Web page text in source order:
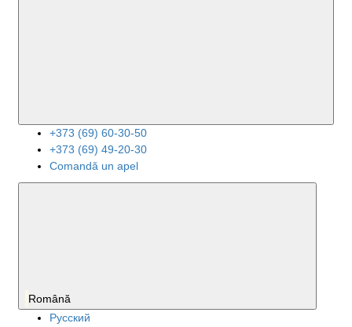
+373 (69) 60-30-50
+373 (69) 49-20-30
Comandă un apel
Română
Русский